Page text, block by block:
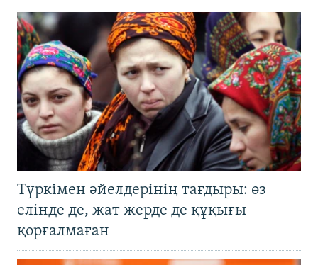
Түркімен әйелдерінің тағдыры: өз
елінде де, жат жерде де құқығы
қорғалмаған